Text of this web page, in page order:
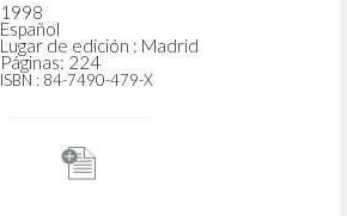
1998
Español
Lugar de edición : Madrid
Páginas: 224
ISBN : 84-7490-479-X